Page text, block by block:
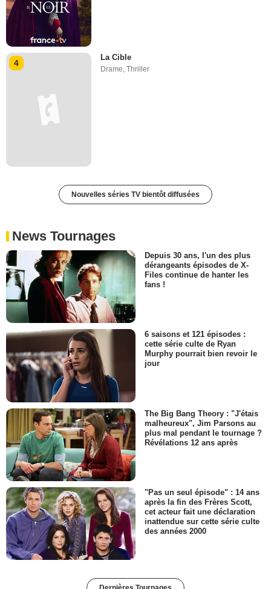
4
La Cible
Drame ,Thriller
Nouvelles séries TV bientôt diffusées
News Tournages
Depuis 30 ans, l'un des plus
dérangeants épisodes de X-
Files continue de hanter les
fans !
6 saisons et 121 épisodes :
cette série culte de Ryan
Murphy pourrait bien revoir le
jour
The Big Bang Theory : "J'étais
malheureux", Jim Parsons au
plus mal pendant le tournage ?
Révélations 12 ans après
"Pas un seul épisode" : 14 ans
après la fin des Frères Scott,
cet acteur fait une déclaration
inattendue sur cette série culte
des années 2000